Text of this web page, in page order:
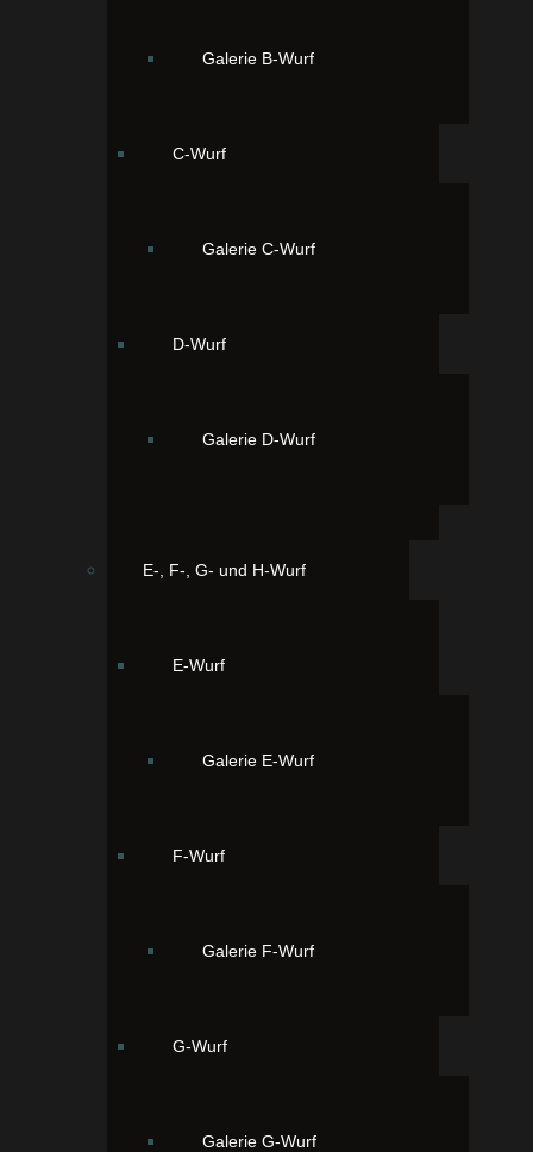
Galerie B-Wurf
C-Wurf
Galerie C-Wurf
D-Wurf
Galerie D-Wurf
E-, F-, G- und H-Wurf
E-Wurf
Galerie E-Wurf
F-Wurf
Galerie F-Wurf
G-Wurf
Galerie G-Wurf